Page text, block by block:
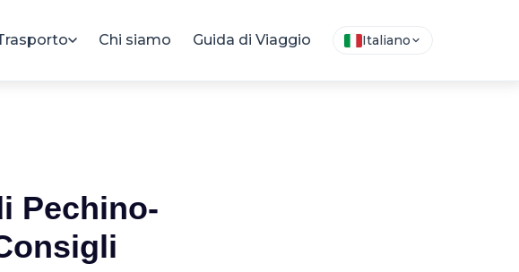
Chi siamo Guida di Viaggio Italiano
Pechino-